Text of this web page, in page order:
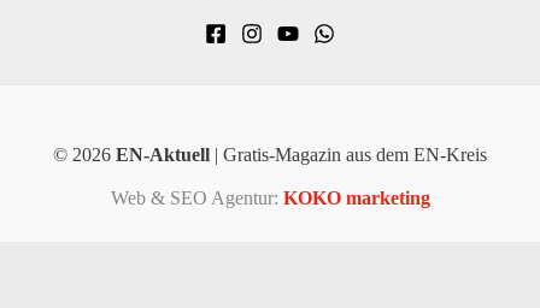
© 2026 EN-Aktuell | Gratis-Magazin aus dem EN-Kreis
Web & SEO Agentur: KOKO marketing